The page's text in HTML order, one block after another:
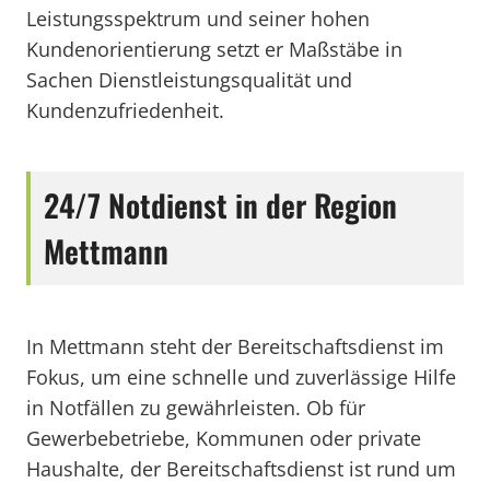
Leistungsspektrum und seiner hohen
Kundenorientierung setzt er Maßstäbe in
Sachen Dienstleistungsqualität und
Kundenzufriedenheit.
24/7 Notdienst in der Region
Mettmann
In Mettmann steht der Bereitschaftsdienst im
Fokus, um eine schnelle und zuverlässige Hilfe
in Notfällen zu gewährleisten. Ob für
Gewerbebetriebe, Kommunen oder private
Haushalte, der Bereitschaftsdienst ist rund um